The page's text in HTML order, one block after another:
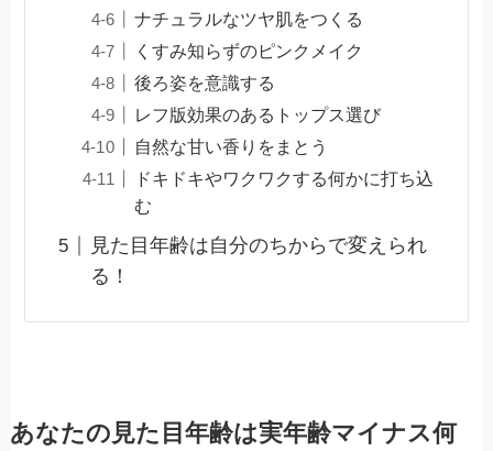
ナチュラルなツヤ肌をつくる
くすみ知らずのピンクメイク
後ろ姿を意識する
レフ版効果のあるトップス選び
自然な甘い香りをまとう
ドキドキやワクワクする何かに打ち込
む
見た目年齢は自分のちからで変えられ
る！
あなたの見た目年齢は実年齢マイナス何